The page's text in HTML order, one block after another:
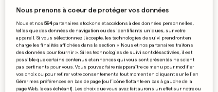
L’ONU va évacuer certains
employés d’Afghanistan
0 0
Nous prenons à coeur de protéger vos données
Nous et nos594partenaires stockons et accédons à des données personnelles,
telles que des données de navigation ou des identifiants uniques, sur votre
appareil. Si vous sélectionnez J'accepte, les technologies de suivi prendront en
charge les finalités affichées dans la section « Nous et nos partenaires traitons
des données pour fournir ». Si les technologies de suivi sont désactivées, il est
possible que certains contenus et annonces qui vous sont présentés ne soient
pas pertinents pour vous. Vous pouvez faire réapparaître ce menu pour modifier
vos choix ou pour retirer votre consentement à tout moment en cliquant sur le lien
Gérer mes préférences en bas de page [ou l'icône flottante en bas à gauche de la
page Web, le cas échéant]. Les choix que vous avez fait aurons un effet sur notre ou